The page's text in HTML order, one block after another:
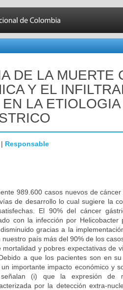
DE LA MUERTE
Y EL
LA
| Responsable
989.600 casos nuevos de
de desarrollo lo cual sugiere la
El 90% del cáncer
con la infección por
gracias a la
país más del 90% de los
y pobres expectativas de
a que los pacientes son en
importante impacto económico y
(i) que la expresión de
por la detección extra-